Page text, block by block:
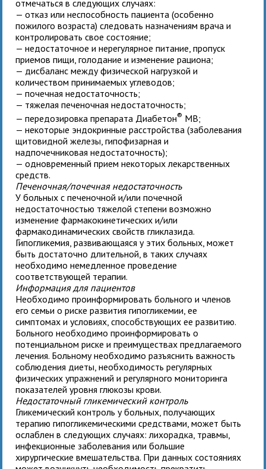
отмечаться в следующих случаях:
— отказ или неспособность пациента (особенно
пожилого возраста) следовать назначениям врача и
контролировать свое состояние;
— недостаточное и нерегулярное питание, пропуск
приемов пищи, голодание и изменение рациона;
— дисбаланс между физической нагрузкой и
количеством принимаемых углеводов;
— почечная недостаточность;
— тяжелая печеночная недостаточность;
— передозировка препарата Диабетон® MB;
— некоторые эндокринные расстройства (заболевания
щитовидной железы, гипофизарная и
надпочечниковая недостаточность);
— одновременный прием некоторых лекарственных
средств.
Печеночная/почечная недостаточность
У больных с печеночной и/или почечной
недостаточностью тяжелой степени возможно
изменение фармакокинетических и/или
фармакодинамических свойств гликлазида.
Гипогликемия, развивающаяся у этих больных, может
быть достаточно длительной, в таких случаях
необходимо немедленное проведение
соответствующей терапии.
Информация для пациентов
Необходимо проинформировать больного и членов
его семьи о риске развития гипогликемии, ее
симптомах и условиях, способствующих ее развитию.
Больного необходимо проинформировать о
потенциальном риске и преимуществах предлагаемого
лечения. Больному необходимо разъяснить важность
соблюдения диеты, необходимость регулярных
физических упражнений и регулярного мониторинга
показателей уровня глюкозы крови.
Недостаточный гликемический контроль
Гликемический контроль у больных, получающих
терапию гипогликемическими средствами, может быть
ослаблен в следующих случаях: лихорадка, травмы,
инфекционные заболевания или большие
хирургические вмешательства. При данных состояниях